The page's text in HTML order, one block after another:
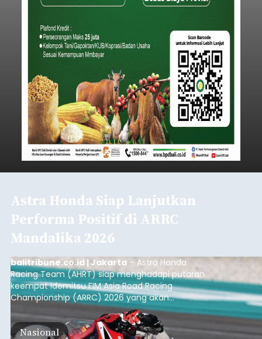
Astra Honda Siap Lanjutkan
Performa Positif di ARRC
Mandalika 2026
balitribune.co.id | Jakarta – Astra Honda
Racing Team (AHRT) siap menghadapi putaran
keempat Idemitsu FIM Asia Road Racing
Championship (ARRC) 2026 yang akan
berlangsung di Pertamina Mandalika
International Circuit, Lombok, Nusa Tenggara
Barat, pada 7–9 Agustus 2026.
Nasional